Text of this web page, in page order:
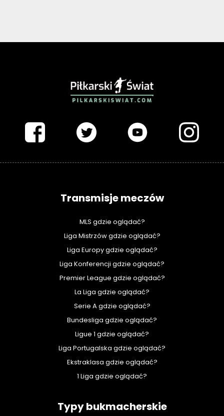
Transmisje meczów
MLS gdzie oglądać?
Liga Mistrzów gdzie oglądać?
Liga Europy gdzie oglądać?
Liga Konferencji gdzie oglądać?
Premier League gdzie oglądać?
La Liga gdzie oglądać?
Serie A gdzie oglądać?
Bundesliga gdzie oglądać?
Ligue 1 gdzie oglądać?
Liga Portugalska gdzie oglądać?
Ekstraklasa gdzie oglądać?
1 Liga gdzie oglądać?
Typy bukmacherskie